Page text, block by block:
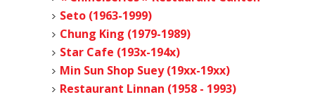
Seto (1963-1999)
Chung King (1979-1989)
Star Cafe (193x-194x)
Min Sun Shop Suey (19xx-19xx)
Restaurant Linnan (1958 - 1993)